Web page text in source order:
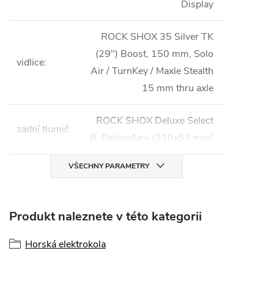
Display
vidlice:
ROCK SHOX 35 Silver TK
(29") Boost, 150 mm, Solo
Air / TurnKey / Maxle Stealth
15 mm thru axle
zadní tlumič:
ROCK SHOX Deluxe Select
R, DebonAir+ (210x55 mm)
VŠECHNY PARAMETRY
Produkt naleznete v této kategorii
Horská elektrokola